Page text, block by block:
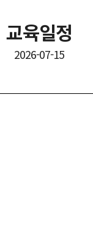
교육일정
2026-07-15